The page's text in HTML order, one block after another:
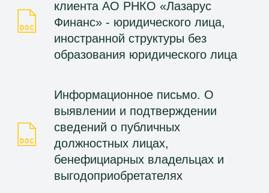
клиента АО РНКО «Лазарус
Финанс» - юридического лица,
иностранной структуры без
образования юридического лица
Информационное письмо. О
выявлении и подтверждении
сведений о публичных
должностных лицах,
бенефициарных владельцах и
выгодоприобретателях